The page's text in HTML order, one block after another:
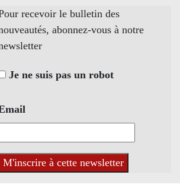
recevoir le bulletin des
abonnez-vous à notre
Je ne suis pas un robot